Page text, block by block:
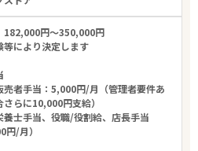
182,000円～350,000円
により決定します
売者手当：5,000円/月（管理者要件あ
さらに10,000円支給）
養士手当、役職/役割給、店長手当
円/月）